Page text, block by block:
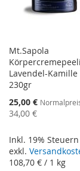
Mt.Sapola
Lavendel-Kamille
230gr
Sonderangebot
25,00 €
34,00 €
Inkl. 19% Steuern
exkl.
108,70 € / 1 kg